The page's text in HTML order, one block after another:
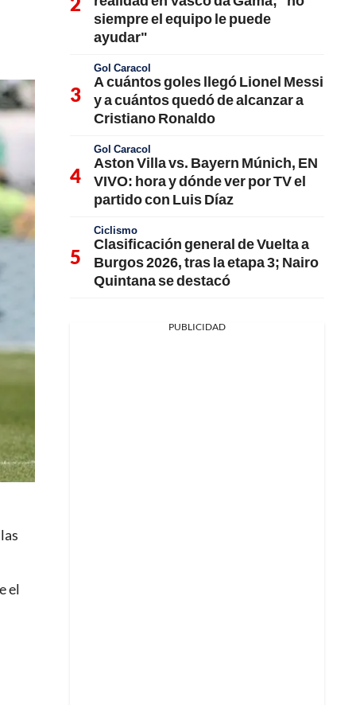
el
siempre el equipo le puede
ayudar"
Gol Caracol
A cuántos goles llegó Lionel Messi
y a cuántos quedó de alcanzar a
Cristiano Ronaldo
Gol Caracol
Aston Villa vs. Bayern Múnich, EN
VIVO: hora y dónde ver por TV el
partido con Luis Díaz
Ciclismo
Clasificación general de Vuelta a
Burgos 2026, tras la etapa 3; Nairo
Quintana se destacó
PUBLICIDAD